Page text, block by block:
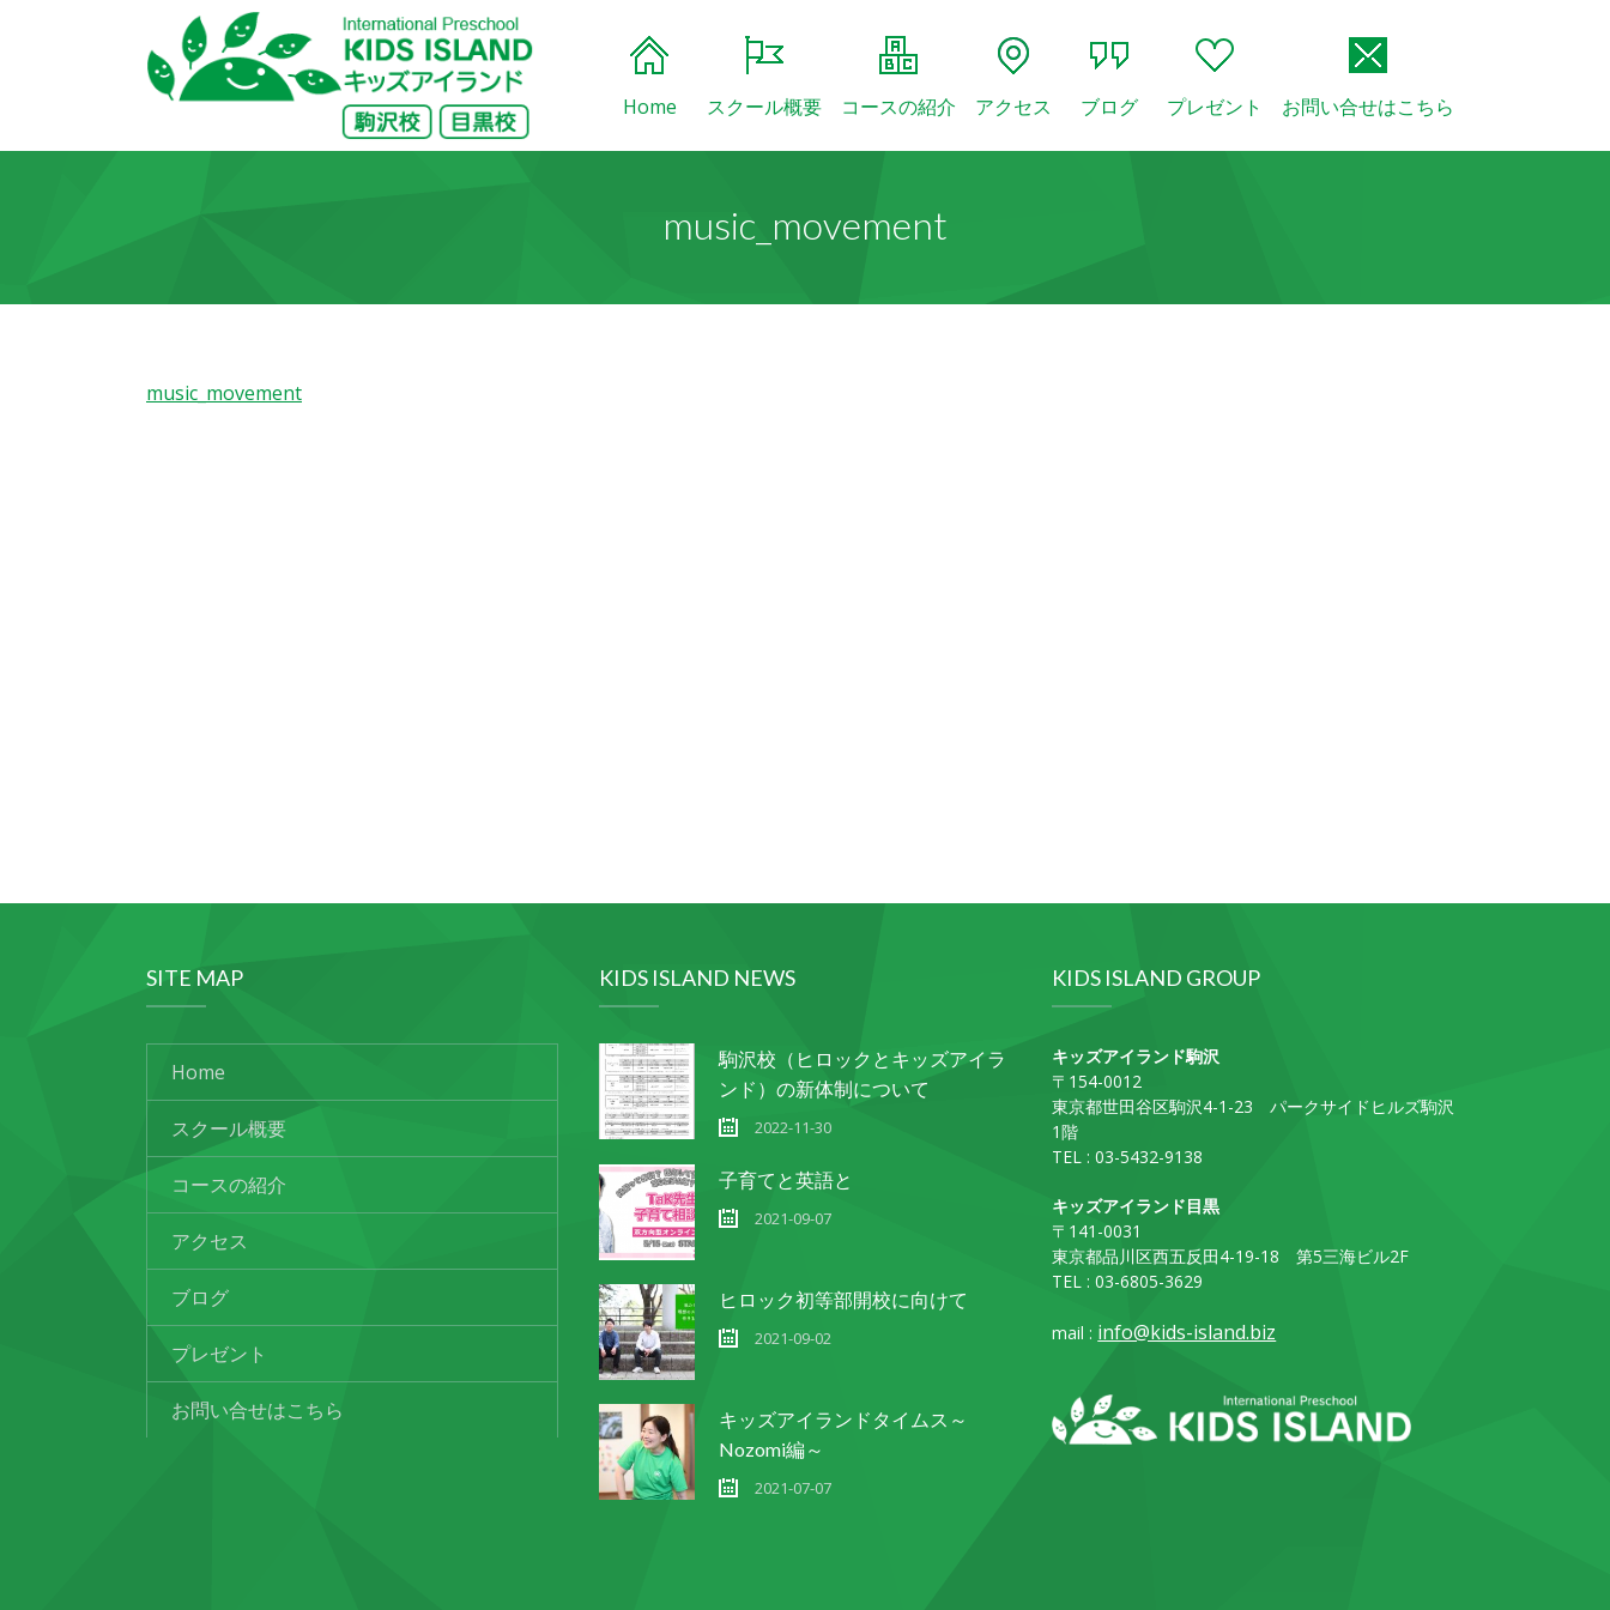
Home スクール概要 コースの紹介 アクセス ブログ プレゼント お問い合せはこちら
music_movement
music_movement
SITE MAP
Home
スクール概要
コースの紹介
アクセス
ブログ
プレゼント
お問い合せはこちら
KIDS ISLAND NEWS
駒沢校（ヒロックとキッズアイラ
ンド）の新体制について
2022-11-30
子育てと英語と
2021-09-07
ヒロック初等部開校に向けて
2021-09-02
キッズアイランドタイムス～
Nozomi編～
2021-07-07
KIDS ISLAND GROUP
キッズアイランド駒沢
〒154-0012
東京都世田谷区駒沢4-1-23 パークサイドヒルズ駒沢
1階
TEL : 03-5432-9138
キッズアイランド目黒
〒141-0031
東京都品川区西五反田4-19-18 第5三海ビル2F
TEL : 03-6805-3629
mail : info@kids-island.biz